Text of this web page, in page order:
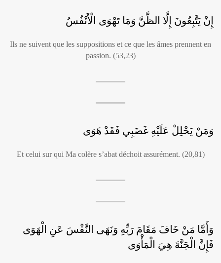
إِنْ يَتَّبِعُونَ إِلَّا الظَّنَّ وَمَا تَهْوَى الْأَنْفُسُ
Ils ne suivent que les suppositions et ce que les âmes prennent en
passion. (53,23)
وَمَنْ يَحْلِلْ عَلَيْهِ غَضَبِي فَقَدْ هَوَى
Et celui sur qui Ma colère s’abat déchoit assurément. (20,81)
وَأَمَّا مَنْ خَافَ مَقَامَ رَبِّهِ وَنَهَى النَّفْسَ عَنِ الْهَوَى
فَإِنَّ الْجَنَّةَ هِيَ الْمَأْوَى